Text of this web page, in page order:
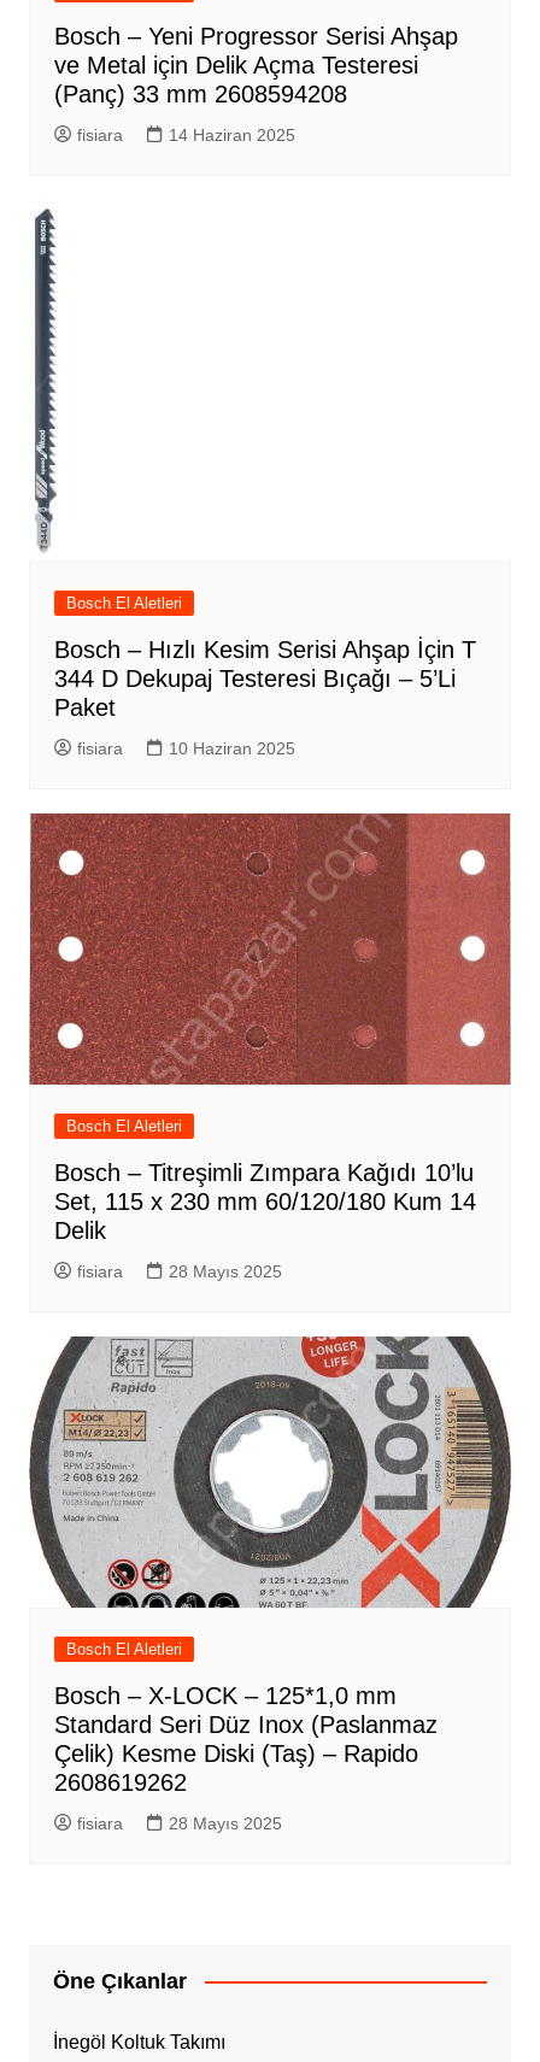
Bosch – Yeni Progressor Serisi Ahşap
ve Metal için Delik Açma Testeresi
(Panç) 33 mm 2608594208
fisiara 14 Haziran 2025
Bosch El Aletleri
Bosch – Hızlı Kesim Serisi Ahşap İçin T
344 D Dekupaj Testeresi Bıçağı – 5’Li
Paket
fisiara 10 Haziran 2025
Bosch El Aletleri
Bosch – Titreşimli Zımpara Kağıdı 10’lu
Set, 115 x 230 mm 60/120/180 Kum 14
Delik
fisiara 28 Mayıs 2025
Bosch El Aletleri
Bosch – X-LOCK – 125*1,0 mm
Standard Seri Düz Inox (Paslanmaz
Çelik) Kesme Diski (Taş) – Rapido
2608619262
fisiara 28 Mayıs 2025
Öne Çıkanlar
İnegöl Koltuk Takımı